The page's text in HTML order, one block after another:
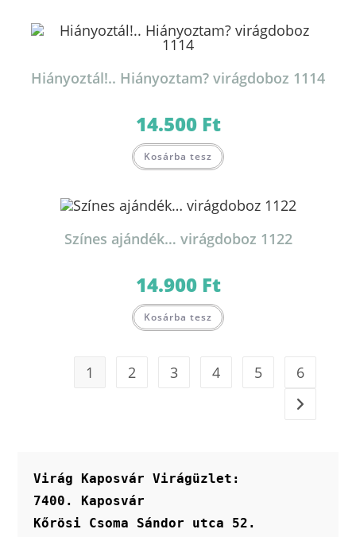
Hiányoztál!.. Hiányoztam? virágdoboz 1114
14.500 Ft
Kosárba tesz
Színes ajándék… virágdoboz 1122
14.900 Ft
Kosárba tesz
1 2 3 4 5 6
Virág Kaposvár Virágüzlet:
7400. Kaposvár
Kőrösi Csoma Sándor utca 52.